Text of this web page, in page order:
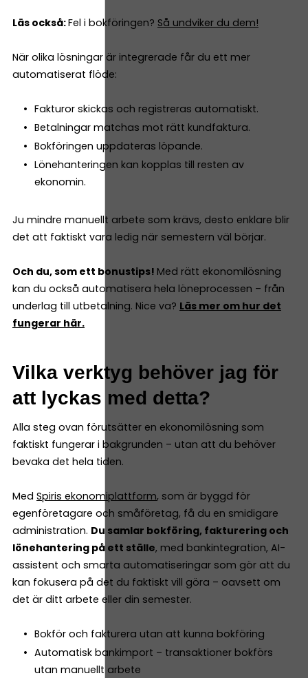
Läs också:Fel i bokföringen? Så undviker du dem!
När olika lösningar är integrerade får du ett mer
automatiserat flöde:
Fakturor skickas och registreras automatiskt.
Betalningar matchas mot rätt kundfaktura.
Bokföringen uppdateras löpande.
Lönehanteringen kan kopplas till resten av
ekonomin.
Ju mindre manuellt arbete som krävs, desto enklare blir
det att faktiskt vara ledig när semestern väl börjar.
Och du, som ett bonustips! Med rätt ekonomilösning
kan du också automatisera hela löneprocessen – från
underlag till utbetalning. Nice va? Läs mer om hur det
fungerar här.
Vilka verktyg behöver jag för
att lyckas med detta?
Alla steg ovan förutsätter en ekonomilösning som
faktiskt fungerar i bakgrunden – utan att du behöver
bevaka det hela tiden.
Med Spiris ekonomiplattform, som är byggd för
egenföretagare och småföretag, få du en smidigare
administration. Du samlar bokföring, fakturering och
lönehantering på ett ställe, med bankintegration, AI-
assistent och smarta automatiseringar som gör att du
kan fokusera på det du faktiskt vill göra – oavsett om
det är ditt arbete eller din semester.
Bokför och fakturera utan att kunna bokföring
Automatisk bankimport – transaktioner bokförs
utan manuellt arbete